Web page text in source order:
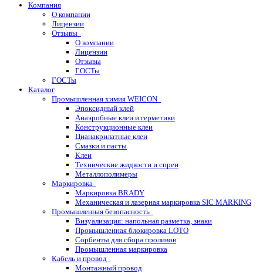
Компания
О компании
Лицензии
Отзывы
О компании
Лицензии
Отзывы
ГОСТы
ГОСТы
Каталог
Промышленная химия WEICON
Эпоксидный клей
Анаэробные клеи и герметики
Конструкционные клеи
Цианакрилатные клеи
Смазки и пасты
Клеи
Технические жидкости и спреи
Металлополимеры
Маркировка
Маркировка BRADY
Механическая и лазерная маркировка SIC MARKING
Промышленная безопасность
Визуализация: напольная разметка, знаки
Промышленная блокировка LOTO
Сорбенты для сбора проливов
Промышленная маркировка
Кабель и провод
Монтажный провод